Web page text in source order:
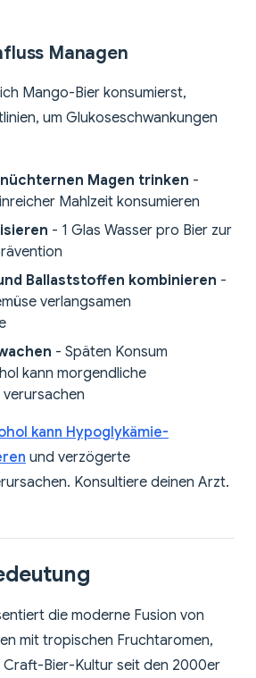
Managen
Mango-Bier konsumierst,
um Glukoseschwankungen
Magen trinken -
Mahlzeit konsumieren
- 1 Glas Wasser pro Bier zur
Ballaststoffen kombinieren -
verlangsamen
- Späten Konsum
kann morgendliche
kann Hypoglykämie-
und verzögerte
Konsultiere deinen Arzt.
die moderne Fusion von
mit tropischen Fruchtaromen,
Bier-Kultur seit den 2000er